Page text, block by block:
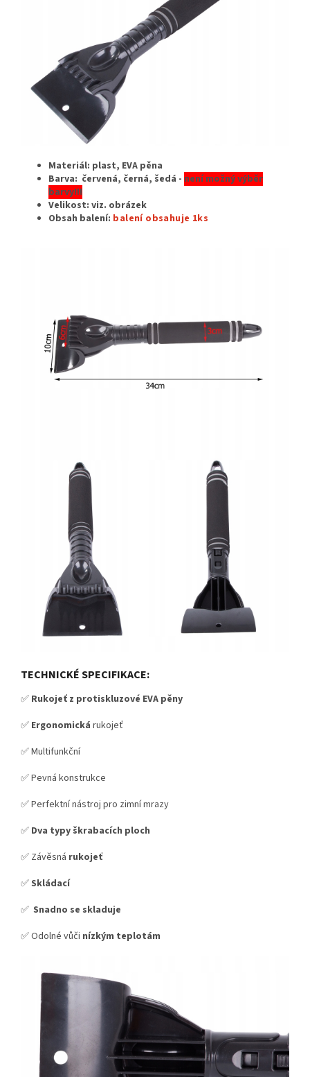
Materiál: plast, EVA pěna
Barva: červená, černá, šedá - není možný výběr
barvy!!!
Velikost: viz. obrázek
Obsah balení: balení obsahuje 1ks
TECHNICKÉ SPECIFIKACE:
✅ Rukojeť z protiskluzové EVA pěny
✅ Ergonomická rukojeť
✅ Multifunkční
✅ Pevná konstrukce
✅ Perfektní nástroj pro zimní mrazy
✅ Dva typy škrabacích ploch
✅ Závěsná rukojeť
✅Skládací
✅ Snadno se skladuje
✅ Odolné vůči nízkým teplotám